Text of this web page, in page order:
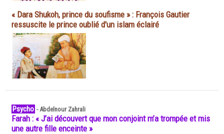
« Dara Shukoh, prince du soufisme » : François Gautier
ressuscite le prince oublié d'un islam éclairé
Psycho -Abdelnour Zahrali
Farah : « J’ai découvert que mon conjoint m’a trompée et mis
une autre fille enceinte »